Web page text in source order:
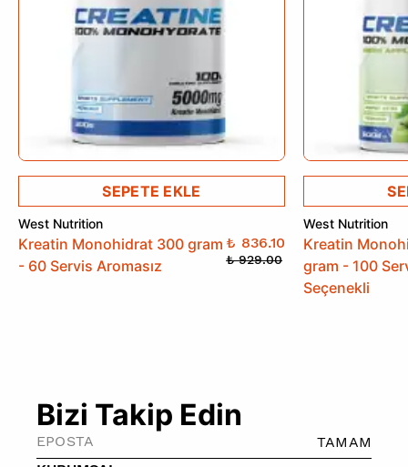
SEPETE EKLE
West Nutrition
Kreatin Monohidrat 300 gram
- 60 Servis Aromasız
₺ 836.10
₺ 929.00
West Nutrition
Kreatin
gram - 100
Seçenekli
Bizi Takip Edin
TAMAM